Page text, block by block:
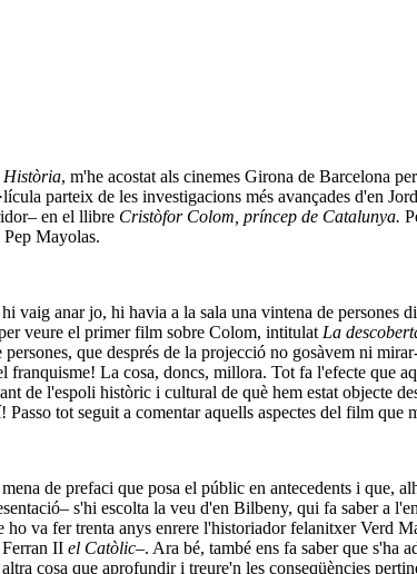
Història, m'he acostat als cinemes Girona de Barcelona
parteix de les investigacions més avançades d'en
en el llibre Cristòfor Colom, príncep de Catalunya.
Mayolas.
anar jo, hi havia a la sala una vintena de persones
veure el primer film sobre Colom, intitulat La
que després de la projecció no gosàvem ni
La cosa, doncs, millora. Tot fa l'efecte que
de l'espoli històric i cultural de què hem estat objecte
tot seguit a comentar aquells aspectes del film que
de prefaci que posa el públic en antecedents i que,
s'hi escolta la veu d'en Bilbeny, qui fa saber a
va fer trenta anys enrere l'historiador felanitxer Verd
II el Catòlic–. Ara bé, també ens fa saber que s'ha
cosa que aprofundir i treure'n les conseqüències